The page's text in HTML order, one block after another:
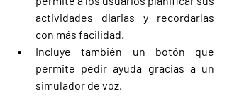
actividades diarias y recordarlas
con más facilidad.
Incluye también un botón que
permite pedir ayuda gracias a un
simulador de voz.